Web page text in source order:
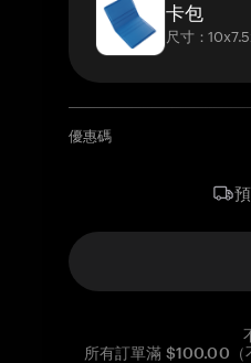
卡包
尺寸：
優惠碼
所有訂單滿 $100.00（